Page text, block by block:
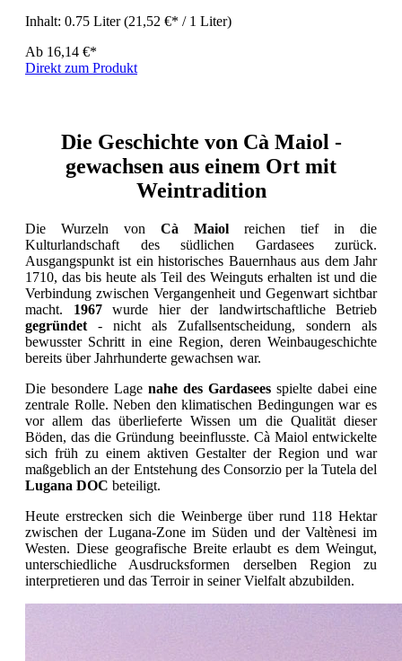
Inhalt: 0.75 Liter(21,52 €* / 1 Liter)
Ab 16,14 €*
Direkt zum Produkt
Die Geschichte von Cà Maiol -
gewachsen aus einem Ort mit
Weintradition
Die Wurzeln von Cà Maiol reichen tief in die
Kulturlandschaft des südlichen Gardasees zurück.
Ausgangspunkt ist ein historisches Bauernhaus aus dem Jahr
1710, das bis heute als Teil des Weinguts erhalten ist und die
Verbindung zwischen Vergangenheit und Gegenwart sichtbar
macht. 1967wurde hier der landwirtschaftliche Betrieb
gegründet - nicht als Zufallsentscheidung, sondern als
bewusster Schritt in eine Region, deren Weinbaugeschichte
bereits über Jahrhunderte gewachsen war.
Die besondere Lage nahe des Gardasees spielte dabei eine
zentrale Rolle. Neben den klimatischen Bedingungen war es
vor allem das überlieferte Wissen um die Qualität dieser
Böden, das die Gründung beeinflusste. Cà Maiol entwickelte
sich früh zu einem aktiven Gestalter der Region und war
maßgeblich an der Entstehung des Consorzio per la Tutela del
Lugana DOC beteiligt.
Heute erstrecken sich die Weinberge über rund 118 Hektar
zwischen der Lugana-Zone im Süden und der Valtènesi im
Westen. Diese geografische Breite erlaubt es dem Weingut,
unterschiedliche Ausdrucksformen derselben Region zu
interpretieren und das Terroir in seiner Vielfalt abzubilden.